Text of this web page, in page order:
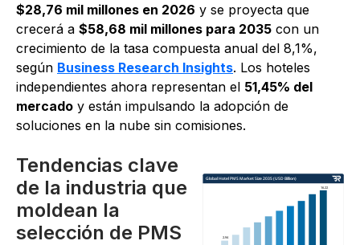
$28,76 mil millones en 2026 y se proyecta que
crecerá a $58,68 mil millones para 2035 con un
crecimiento de la tasa compuesta anual del 8,1%,
según Business Research Insights. Los hoteles
independientes ahora representan el 51,45% del
mercado y están impulsando la adopción de
soluciones en la nube sin comisiones.
Tendencias clave
de la industria que
moldean la
selección de PMS